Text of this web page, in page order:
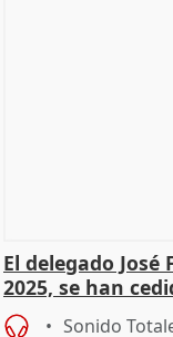
El delegado
2025, se han
Sonido